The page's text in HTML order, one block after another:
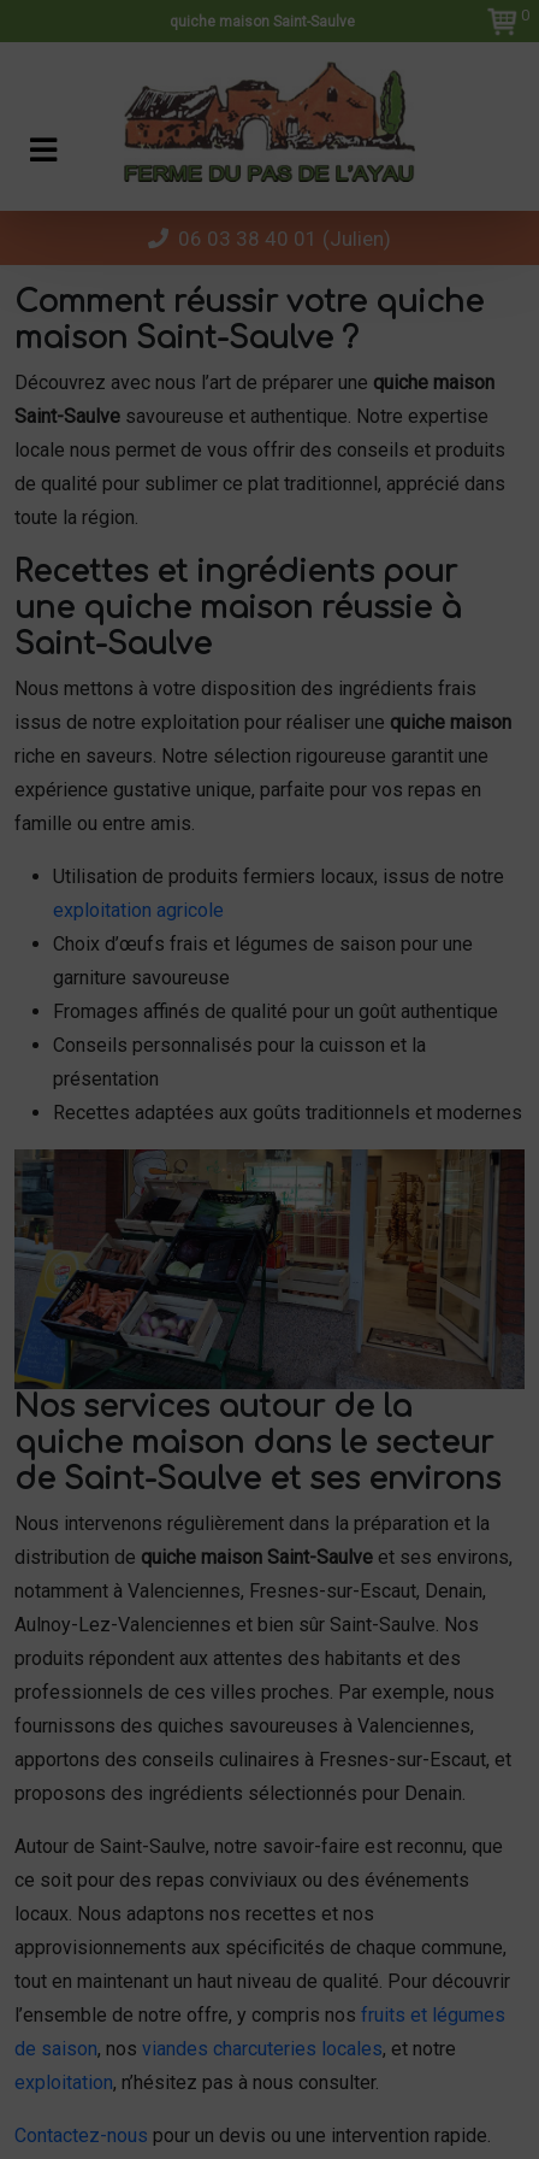
quiche maison Saint-Saulve 0
06 03 38 40 01 (Julien)
Comment réussir votre quiche
maison Saint-Saulve ?
Découvrez avec nous l’art de préparer une quiche maison
Saint-Saulve savoureuse et authentique. Notre expertise
locale nous permet de vous offrir des conseils et produits
de qualité pour sublimer ce plat traditionnel, apprécié dans
toute la région.
Recettes et ingrédients pour
une quiche maison réussie à
Saint-Saulve
Nous mettons à votre disposition des ingrédients frais
issus de notre exploitation pour réaliser une quiche maison
riche en saveurs. Notre sélection rigoureuse garantit une
expérience gustative unique, parfaite pour vos repas en
famille ou entre amis.
Utilisation de produits fermiers locaux, issus de notre
exploitation agricole
Choix d’œufs frais et légumes de saison pour une
garniture savoureuse
Fromages affinés de qualité pour un goût authentique
Conseils personnalisés pour la cuisson et la
présentation
Recettes adaptées aux goûts traditionnels et modernes
Nos services autour de la
quiche maison dans le secteur
de Saint-Saulve et ses environs
Nous intervenons régulièrement dans la préparation et la
distribution de quiche maison Saint-Saulve et ses environs,
notamment à Valenciennes, Fresnes-sur-Escaut, Denain,
Aulnoy-Lez-Valenciennes et bien sûr Saint-Saulve. Nos
produits répondent aux attentes des habitants et des
professionnels de ces villes proches. Par exemple, nous
fournissons des quiches savoureuses à Valenciennes,
apportons des conseils culinaires à Fresnes-sur-Escaut, et
proposons des ingrédients sélectionnés pour Denain.
Autour de Saint-Saulve, notre savoir-faire est reconnu, que
ce soit pour des repas conviviaux ou des événements
locaux. Nous adaptons nos recettes et nos
approvisionnements aux spécificités de chaque commune,
tout en maintenant un haut niveau de qualité. Pour découvrir
l’ensemble de notre offre, y compris nos fruits et légumes
de saison, nos viandes charcuteries locales, et notre
exploitation, n’hésitez pas à nous consulter.
Contactez-nous pour un devis ou une intervention rapide.
Panneau de gestion des cookies